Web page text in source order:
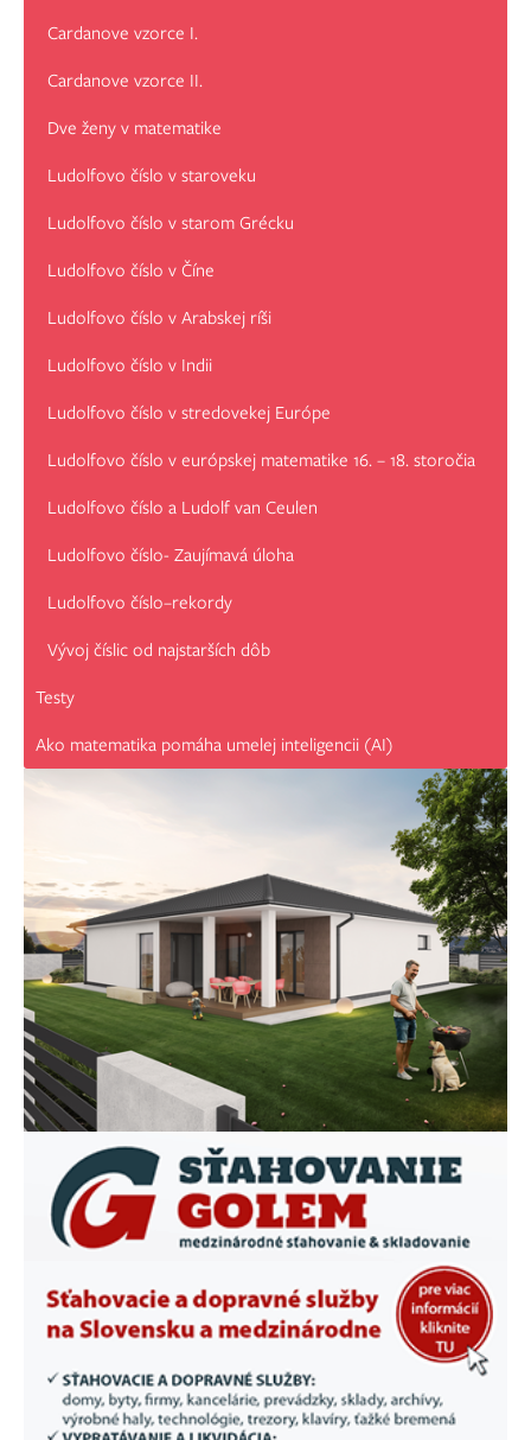
Cardanove vzorce I.
Cardanove vzorce II.
Dve ženy v matematike
Ludolfovo číslo v staroveku
Ludolfovo číslo v starom Grécku
Ludolfovo číslo v Číne
Ludolfovo číslo v Arabskej ríši
Ludolfovo číslo v Indii
Ludolfovo číslo v stredovekej Európe
Ludolfovo číslo v európskej matematike 16. – 18. storočia
Ludolfovo číslo a Ludolf van Ceulen
Ludolfovo číslo- Zaujímavá úloha
Ludolfovo číslo–rekordy
Vývoj číslic od najstarších dôb
Testy
Ako matematika pomáha umelej inteligencii (AI)